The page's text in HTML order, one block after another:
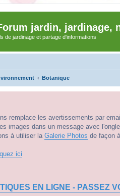
jardin, jardinage,
de jardinage et partage d'informations
Botanique
remplace les avertissements par
images dans un message avec
à utiliser la Galerie Photos de façon
ici
EN LIGNE - PASSEZ